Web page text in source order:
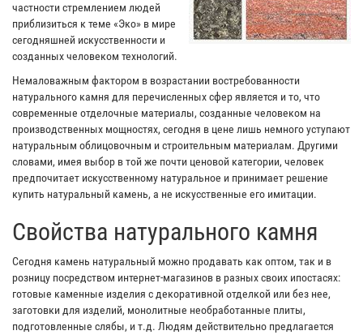
частности стремлением людей
приблизиться к теме «Эко» в мире
сегодняшней искусственности и
созданных человеком технологий.
Немаловажным фактором в возрастании востребованности
натурального камня для перечисленных сфер является и то, что
современные отделочные материалы, созданные человеком на
производственных мощностях, сегодня в цене лишь немного уступают
натуральным облицовочным и строительным материалам. Другими
словами, имея выбор в той же почти ценовой категории, человек
предпочитает искусственному натуральное и принимает решение
купить натуральный камень, а не искусственные его имитации.
Свойства натурального камня
Сегодня камень натуральный можно продавать как оптом, так и в
розницу посредством интернет-магазинов в разных своих ипостасях:
готовые каменные изделия с декоративной отделкой или без нее,
заготовки для изделий, монолитные необработанные плиты,
подготовленные слябы, и т.д. Людям действительно предлагается